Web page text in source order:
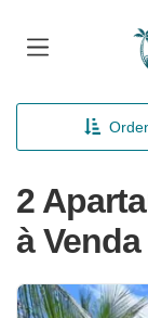
2
à Venda